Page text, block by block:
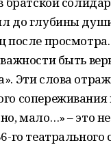
до глубины
после
быть
Эти слова
мало…» – это
го